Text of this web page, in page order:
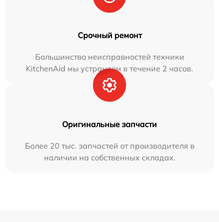
Срочный ремонт
Большинство неисправностей техники
KitchenAid мы устраняем в течение 2 часов.
Оригинальные запчасти
Более 20 тыс. запчастей от производителя в
наличии на собственных складах.